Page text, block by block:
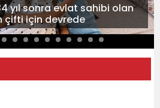
yıl sonra evlat sahibi olan
çifti için devrede